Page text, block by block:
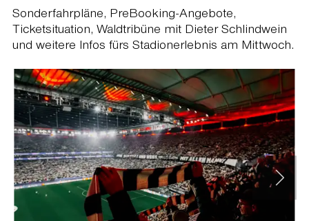
Sonderfahrpläne, PreBooking-Angebote,
Ticketsituation, Waldtribüne mit Dieter Schlindwein
und weitere Infos fürs Stadionerlebnis am Mittwoch.